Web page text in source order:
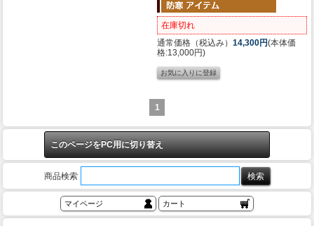
在庫切れ
通常価格（税込み） 14,300円(本体価
格:13,000円)
1
このページをPC用に切り替え
商品検索
マイページ カート